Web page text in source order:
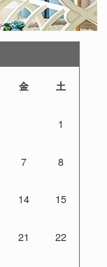
金 土
1
7 8
14 15
21 22